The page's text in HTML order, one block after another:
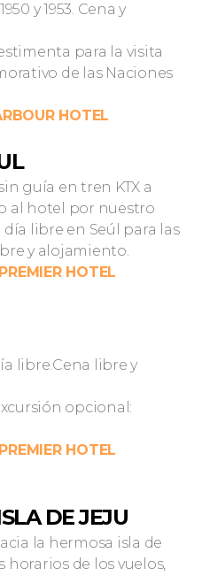
y 1953. Cena y
para la visita
de las Naciones
HOTEL
guía en tren KTX a
al hotel por nuestro
libre en Seúl para las
y alojamiento.
HOTEL
libre.Cena libre y
opcional:
HOTEL
DE JEJU
la hermosa isla de
horarios de los vuelos,